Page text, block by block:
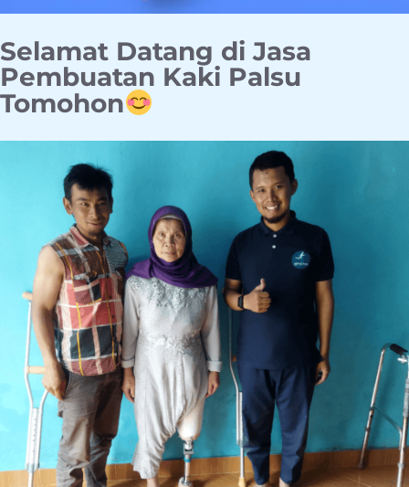
Selamat Datang di Jasa
Pembuatan Kaki Palsu
Tomohon